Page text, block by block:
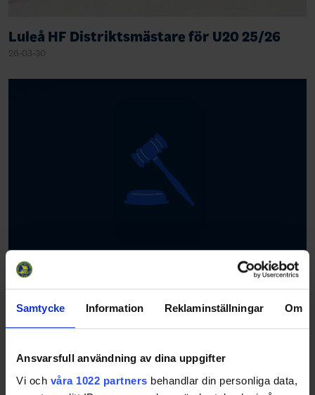
Samtycke Information Reklaminställningar Om
Ansvarsfull användning av dina uppgifter
Vi och våra 1022 partners behandlar din personliga data,
Luleå HF Distriktsmästare för U20 25/26
26-03-30
Distriktsmöte Norrbottens
Ishockeyförbund 2025
26-03-30